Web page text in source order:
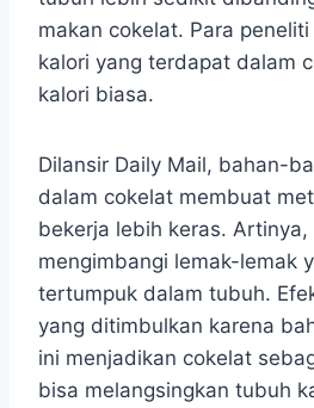
makan cokelat. Para
kalori yang terdapat dalam
kalori biasa.
Dilansir Daily Mail, bahan-
dalam cokelat membuat
bekerja lebih keras.
mengimbangi lemak-lemak
tertumpuk dalam tubuh.
yang ditimbulkan karena
ini menjadikan cokelat
bisa melangsingkan tubuh